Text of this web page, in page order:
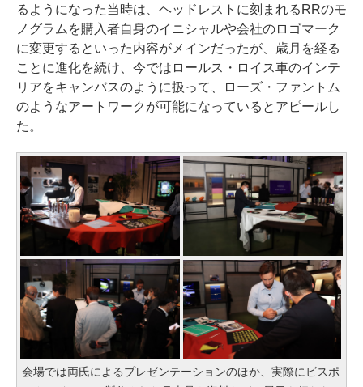
るようになった当時は、ヘッドレストに刻まれるRRのモ
ノグラムを購入者自身のイニシャルや会社のロゴマーク
に変更するといった内容がメインだったが、歳月を経る
ことに進化を続け、今ではロールス・ロイス車のインテ
リアをキャンバスのように扱って、ローズ・ファントム
のようなアートワークが可能になっているとアピールし
た。
会場では両氏によるプレゼンテーションのほか、実際にビスポ